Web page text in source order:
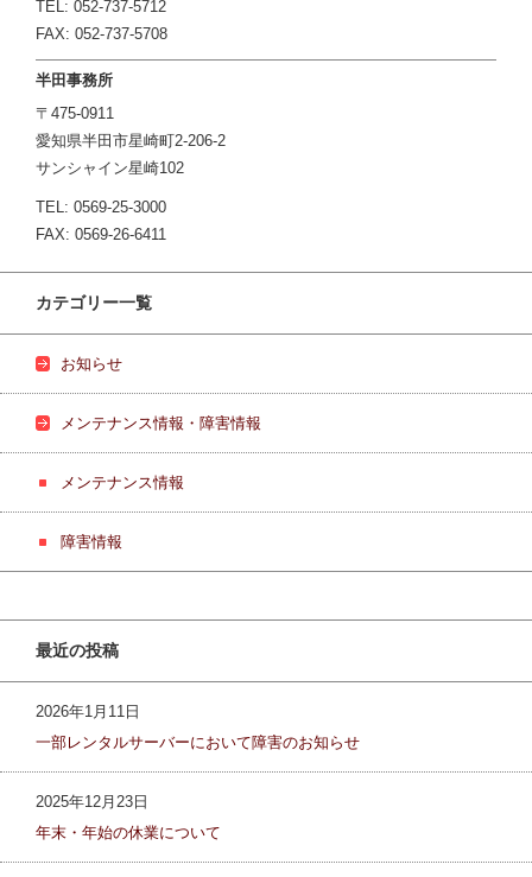
TEL: 052-737-5712
FAX: 052-737-5708
半田事務所
〒475-0911
愛知県半田市星崎町2-206-2
サンシャイン星崎102
TEL: 0569-25-3000
FAX: 0569-26-6411
カテゴリー一覧
お知らせ
メンテナンス情報・障害情報
メンテナンス情報
障害情報
最近の投稿
2026年1月11日
一部レンタルサーバーにおいて障害のお知らせ
2025年12月23日
年末・年始の休業について